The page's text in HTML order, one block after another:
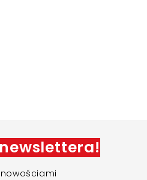
newslettera!